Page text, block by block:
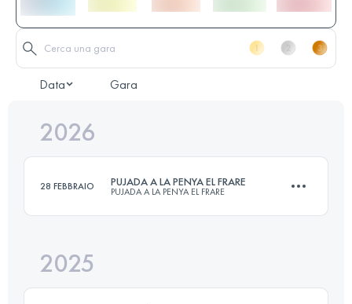
Data Gara
2026
28 FEBBRAIO PUJADA A LA PENYA EL FRARE
PUJADA A LA PENYA EL FRARE
2025